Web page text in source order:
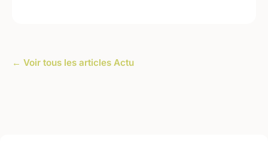
← Voir tous les articles Actu